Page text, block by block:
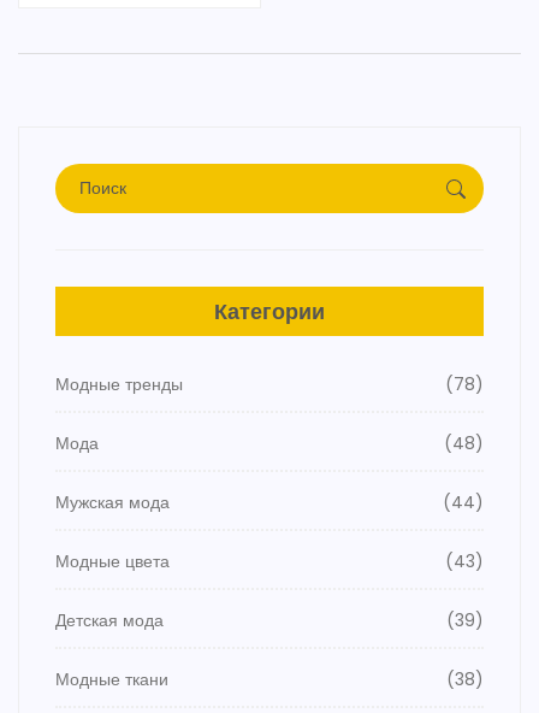
Категории
Модные тренды (78)
Мода (48)
Мужская мода (44)
Модные цвета (43)
Детская мода (39)
Модные ткани (38)